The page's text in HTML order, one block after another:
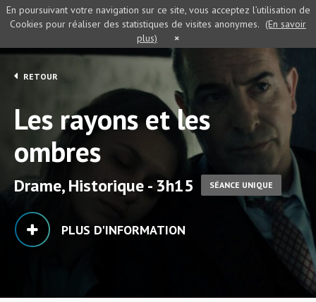
RETOUR
Les rayons et les
ombres
Drame, Historique - 3h15 SÉANCE UNIQUE
PLUS D'INFORMATION
En poursuivant votre navigation sur ce site, vous acceptez l’utilisation de
Cookies pour réaliser des statistiques de visites anonymes. (En savoir
plus)
×